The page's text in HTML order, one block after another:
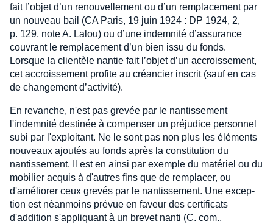
fait l’objet d’un renouvellement ou d’un remplacement par
un nouveau bail (CA Paris, 19 juin 1924 : DP 1924, 2,
p. 129, note A. Lalou) ou d’une indemnité d’assurance
couvrant le remplacement d’un bien issu du fonds.
Lorsque la clientèle nantie fait l’objet d’un accroissement,
cet accroissement profite au créancier inscrit (sauf en cas
de changement d’activité).
En revanche, n'est pas grevée par le nantissement
l'indemnité destinée à compenser un préjudice personnel
subi par l'exploitant. Ne le sont pas non plus les éléments
nouveaux ajoutés au fonds après la constitution du
nantissement. Il est en ainsi par exemple du matériel ou du
mobilier acquis à d'autres fins que de remplacer, ou
d'améliorer ceux grevés par le nantissement. Une excep-
tion est néanmoins prévue en faveur des certificats
d'addition s'appliquant à un brevet nanti (C. com.,